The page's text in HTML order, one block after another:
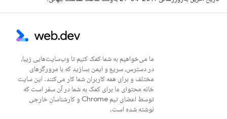
ما می‌خواهیم به شما کمک کنیم تا وب‌سایت‌هایی زیبا،
در دسترس، سریع و ایمن بسازید که با مرورگرهای
مختلف و برای همه کاربران شما کار می‌کنند. این سایت
خانه محتوای ما برای کمک به شما در آن سفر است که
توسط اعضای تیم Chrome و کارشناسان خارجی
نوشته شده است.